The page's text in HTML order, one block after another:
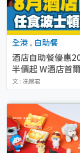
全港 . 自助餐
酒店自助餐優惠
半價起 W酒店首
文 : 冼婉君